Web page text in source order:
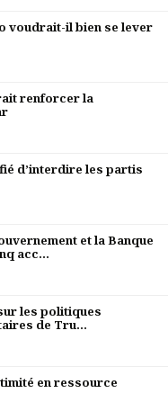
voudrait-il bien se lever
renforcer la
d’interdire les partis
et la Banque
acc...
les politiques
de Tru...
en ressource